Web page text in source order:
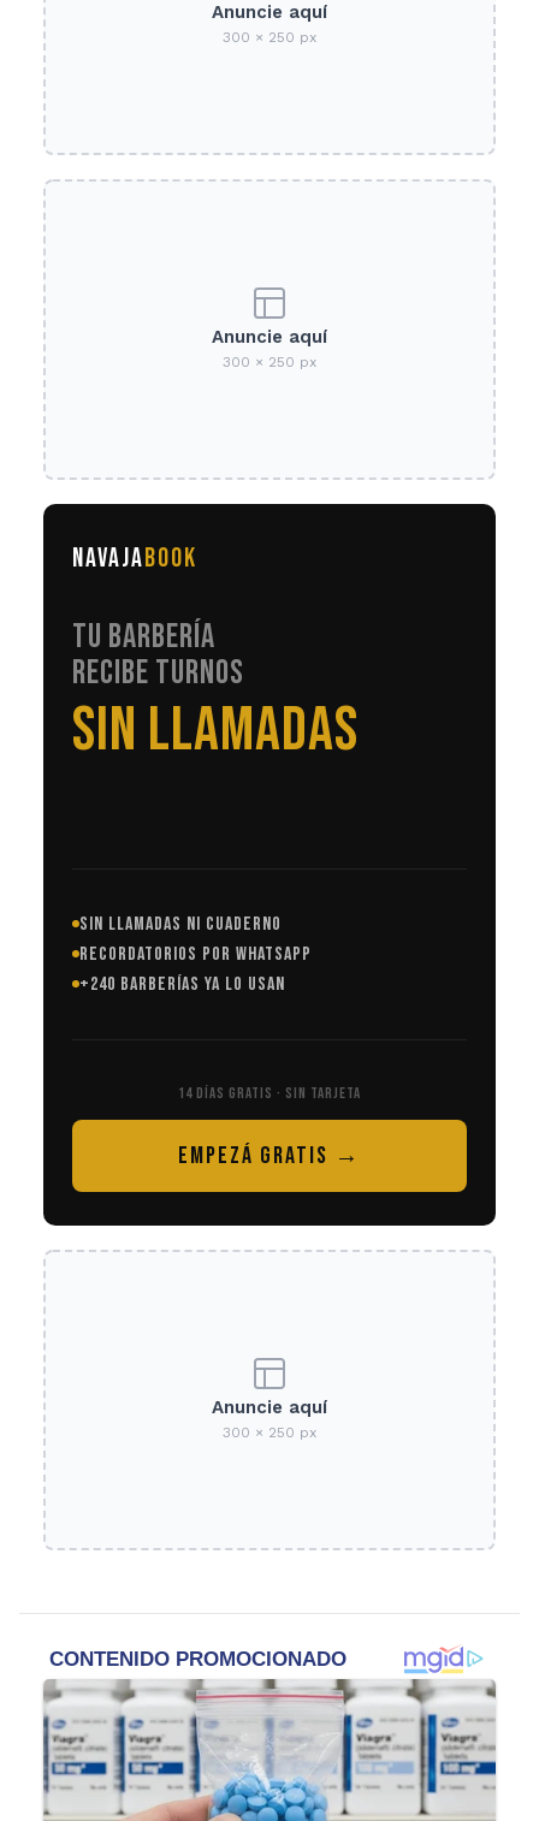
Anuncie aquí
300 × 250 px
Anuncie aquí
300 × 250 px
NAVAJABOOK
TU BARBERÍA
RECIBE TURNOS
EN AUTOMÁTICO
SIN LLAMADAS NI CUADERNO
RECORDATORIOS POR WHATSAPP
+240 BARBERÍAS YA LO USAN
14 DÍAS GRATIS · SIN TARJETA
EMPEZÁ GRATIS →
Anuncie aquí
300 × 250 px